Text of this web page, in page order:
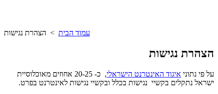
עמוד הבית > הצהרת נגישות
הצהרת נגישות
על פי נתוני איגוד האינטרנט הישראלי
, כ- 20-25 אחוזים מאוכלוסיית
ישראל נתקלים בקשיי נגישות בכלל ובקשיי נגישות לאינטרנט בפרט.